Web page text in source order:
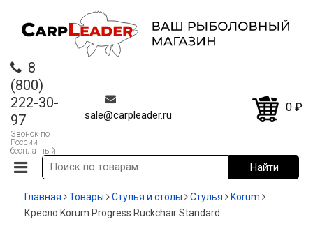
8
(800)
222-30-
97
Звонок по
России —
бесплатный
sale@carpleader.ru
0 ₽
Главная Товары Стулья и столы Стулья
Korum
Кресло Korum Progress Ruckchair Standard